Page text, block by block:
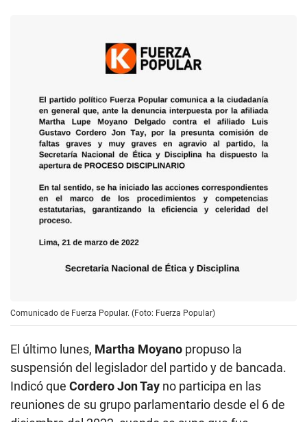
Comunicado de Fuerza Popular. (Foto: Fuerza Popular)
El último lunes, Martha Moyano propuso la
suspensión del legislador del partido y de bancada.
Indicó que Cordero Jon Tay no participa en las
reuniones de su grupo parlamentario desde el 6 de